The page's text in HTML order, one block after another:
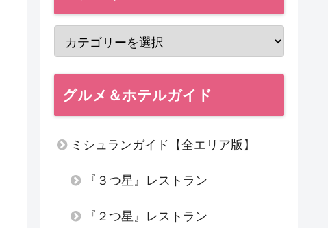
グルメ＆ホテルガイド
ミシュランガイド【全エリア版】
『３つ星』レストラン
『２つ星』レストラン